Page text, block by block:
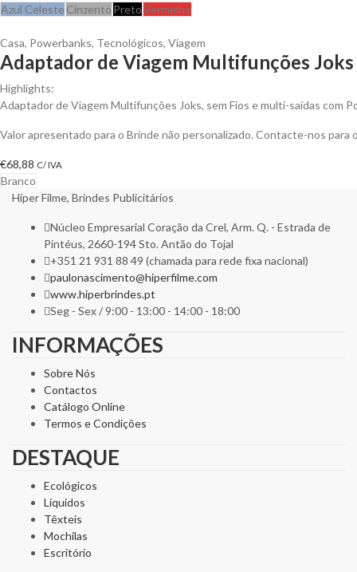
Azul Celeste Cinzento PretoVermelho
Casa, Powerbanks, Tecnológicos, Viagem
Adaptador de Viagem Multifunções
Highlights:
Adaptador de Viagem Multifunções Joks, sem Fios e multi-saídas com
Valor apresentado para o Brinde não personalizado. Contacte-nos
€68,88 C/ IVA
Branco
Hiper Filme, Brindes Publicitários
Núcleo Empresarial Coração da Crel, Arm. Q. - Estrada de
Pintéus, 2660-194 Sto. Antão do Tojal
+351 21 931 88 49 (chamada para rede fixa nacional)
paulonascimento@hiperfilme.com
www.hiperbrindes.pt
Seg - Sex / 9:00 - 13:00 - 14:00 - 18:00
INFORMAÇÕES
Sobre Nós
Contactos
Catálogo Online
Termos e Condições
DESTAQUE
Ecológicos
Líquidos
Têxteis
Mochilas
Escritório